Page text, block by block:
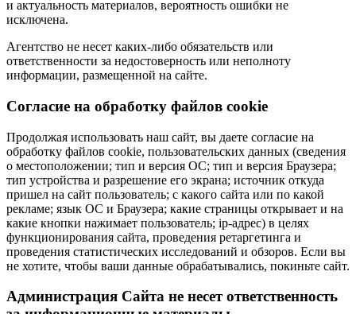
и актуальность материалов, вероятность ошибки не
исключена.
Агентство не несет каких-либо обязательств или
ответственности за недостоверность или неполноту
информации, размещенной на сайте.
Cогласие на обработку файлов cookie
Продолжая использовать наш сайт, вы даете согласие на
обработку файлов cookie, пользовательских данных (сведения
о местоположении; тип и версия ОС; тип и версия Браузера;
тип устройства и разрешение его экрана; источник откуда
пришел на сайт пользователь; с какого сайта или по какой
рекламе; язык ОС и Браузера; какие страницы открывает и на
какие кнопки нажимает пользователь; ip-адрес) в целях
функционирования сайта, проведения ретаргетинга и
проведения статистических исследований и обзоров. Если вы
не хотите, чтобы ваши данные обрабатывались, покиньте сайт.
Администрация Сайта не несет ответственность